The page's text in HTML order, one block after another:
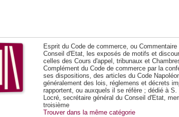
Esprit du Code de commerce, ou
Conseil d'Etat, les exposés de motifs et
celles des Cours d'appel, tribunaux et
Complément du Code de commerce par la
ses dispositions, des articles du Code
généralement des lois, réglemens et décrets
rapportent, ou auxquels il se réfère ; dédié à
Locré, secrétaire général du Conseil d'Etat,
troisième
Trouver dans la même catégorie